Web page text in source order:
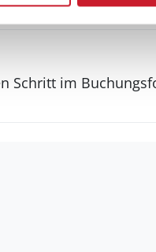
Schritt im